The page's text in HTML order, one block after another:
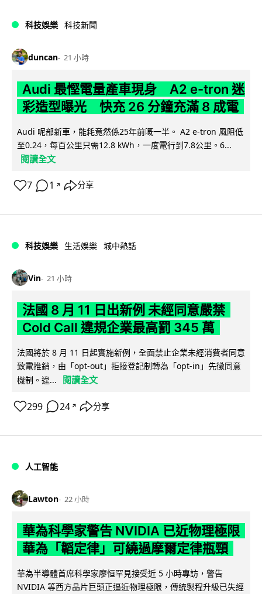
科技娛樂 科技新聞
duncan 21 小時
Audi 最慳電量產車現身 A2 e-tron 迷
彩造型曝光 快充 26 分鐘充滿 8 成電
Audi 呢部新車，能耗竟然係25年前嘅一半。 A2 e-tron 風阻低
至0.24，每百公里只需12.8 kWh，一度電行到7.8公里。6...
閱讀全文
7 1 ↗ 分享
科技娛樂 生活娛樂 城中熱話
Vin 21 小時
法國 8 月 11 日出新例 未經同意嚴禁
Cold Call 違規企業最高罰 345 萬
法國將於 8 月 11 日起實施新例，全面禁止企業未經消費者同意
致電推銷，由「opt-out」拒接登記制轉為「opt-in」先徵同意
機制。違...
閱讀全文
299 24 ↗ 分享
人工智能
Lawton 22 小時
華為科學家警告 NVIDIA 已近物理極限
華為「韜定律」可繞過摩爾定律瓶頸
華為半導體首席科學家廖恒罕見接受近 5 小時專訪，警告
NVIDIA 等西方晶片巨頭正逼近物理極限，傳統製程升級已失經